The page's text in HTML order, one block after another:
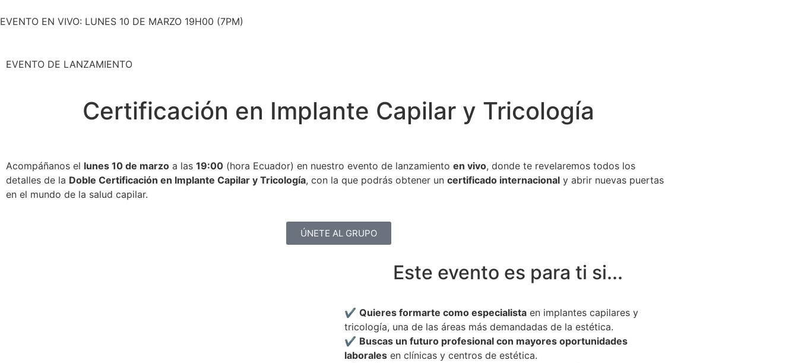
EVENTO EN VIVO: LUNES 10 DE MARZO 19H00 (7PM)
EVENTO DE LANZAMIENTO
Certificación en Implante Capilar y Tricología
Acompáñanos el lunes 10 de marzo a las 19:00 (hora Ecuador) en nuestro evento de lanzamiento en vivo, donde te revelaremos todos los
detalles de la Doble Certificación en Implante Capilar y Tricología, con la que podrás obtener un certificado internacional y abrir nuevas puertas
en el mundo de la salud capilar.
ÚNETE AL GRUPO
Este evento es para ti si...
✔️ Quieres formarte como especialista en implantes capilares y
tricología, una de las áreas más demandadas de la estética.
✔️ Buscas un futuro profesional con mayores oportunidades
laborales en clínicas y centros de estética.